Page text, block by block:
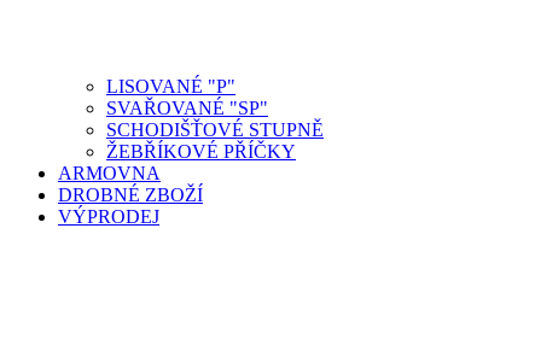
LISOVANÉ "P"
SVAŘOVANÉ "SP"
SCHODIŠŤOVÉ STUPNĚ
ŽEBŘÍKOVÉ PŘÍČKY
ARMOVNA
DROBNÉ ZBOŽÍ
VÝPRODEJ